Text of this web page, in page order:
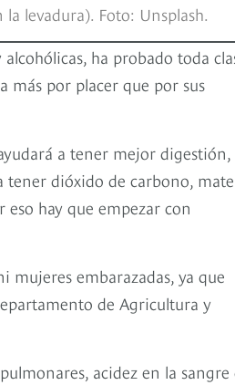
levadura). Foto: Unsplash.
ha probado toda
más por placer que por sus
a tener mejor digestión,
tener dióxido de carbono,
eso hay que empezar con
mujeres embarazadas, ya que
de Agricultura y
acidez en la sangre